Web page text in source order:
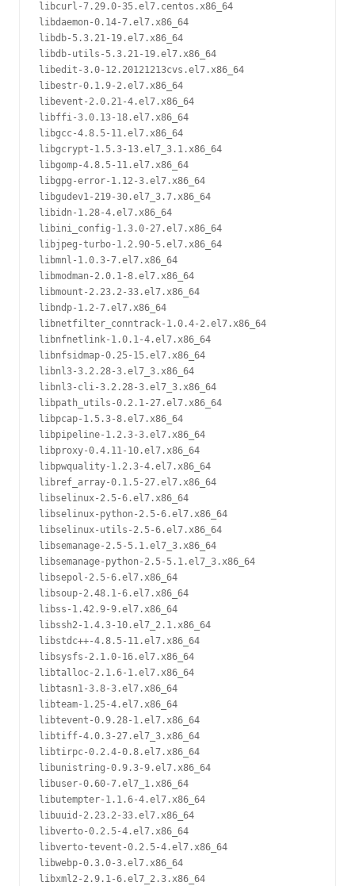
libcurl-7.29.0-35.el7.centos.x86_64
libdaemon-0.14-7.el7.x86_64
libdb-5.3.21-19.el7.x86_64
libdb-utils-5.3.21-19.el7.x86_64
libedit-3.0-12.20121213cvs.el7.x86_64
libestr-0.1.9-2.el7.x86_64
libevent-2.0.21-4.el7.x86_64
libffi-3.0.13-18.el7.x86_64
libgcc-4.8.5-11.el7.x86_64
libgcrypt-1.5.3-13.el7_3.1.x86_64
libgomp-4.8.5-11.el7.x86_64
libgpg-error-1.12-3.el7.x86_64
libgudev1-219-30.el7_3.7.x86_64
libidn-1.28-4.el7.x86_64
libini_config-1.3.0-27.el7.x86_64
libjpeg-turbo-1.2.90-5.el7.x86_64
libmnl-1.0.3-7.el7.x86_64
libmodman-2.0.1-8.el7.x86_64
libmount-2.23.2-33.el7.x86_64
libndp-1.2-7.el7.x86_64
libnetfilter_conntrack-1.0.4-2.el7.x86_64
libnfnetlink-1.0.1-4.el7.x86_64
libnfsidmap-0.25-15.el7.x86_64
libnl3-3.2.28-3.el7_3.x86_64
libnl3-cli-3.2.28-3.el7_3.x86_64
libpath_utils-0.2.1-27.el7.x86_64
libpcap-1.5.3-8.el7.x86_64
libpipeline-1.2.3-3.el7.x86_64
libproxy-0.4.11-10.el7.x86_64
libpwquality-1.2.3-4.el7.x86_64
libref_array-0.1.5-27.el7.x86_64
libselinux-2.5-6.el7.x86_64
libselinux-python-2.5-6.el7.x86_64
libselinux-utils-2.5-6.el7.x86_64
libsemanage-2.5-5.1.el7_3.x86_64
libsemanage-python-2.5-5.1.el7_3.x86_64
libsepol-2.5-6.el7.x86_64
libsoup-2.48.1-6.el7.x86_64
libss-1.42.9-9.el7.x86_64
libssh2-1.4.3-10.el7_2.1.x86_64
libstdc++-4.8.5-11.el7.x86_64
libsysfs-2.1.0-16.el7.x86_64
libtalloc-2.1.6-1.el7.x86_64
libtasn1-3.8-3.el7.x86_64
libteam-1.25-4.el7.x86_64
libtevent-0.9.28-1.el7.x86_64
libtiff-4.0.3-27.el7_3.x86_64
libtirpc-0.2.4-0.8.el7.x86_64
libunistring-0.9.3-9.el7.x86_64
libuser-0.60-7.el7_1.x86_64
libutempter-1.1.6-4.el7.x86_64
libuuid-2.23.2-33.el7.x86_64
libverto-0.2.5-4.el7.x86_64
libverto-tevent-0.2.5-4.el7.x86_64
libwebp-0.3.0-3.el7.x86_64
libxml2-2.9.1-6.el7_2.3.x86_64